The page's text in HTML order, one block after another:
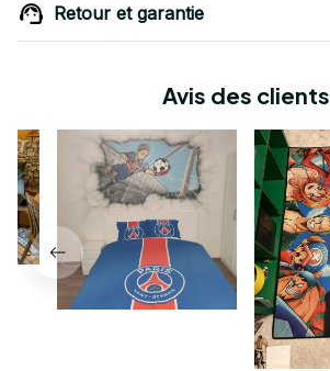
Retour et garantie
Avis des clients